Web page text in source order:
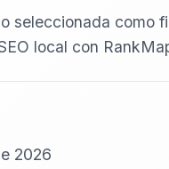
seleccionada como
local con
2026